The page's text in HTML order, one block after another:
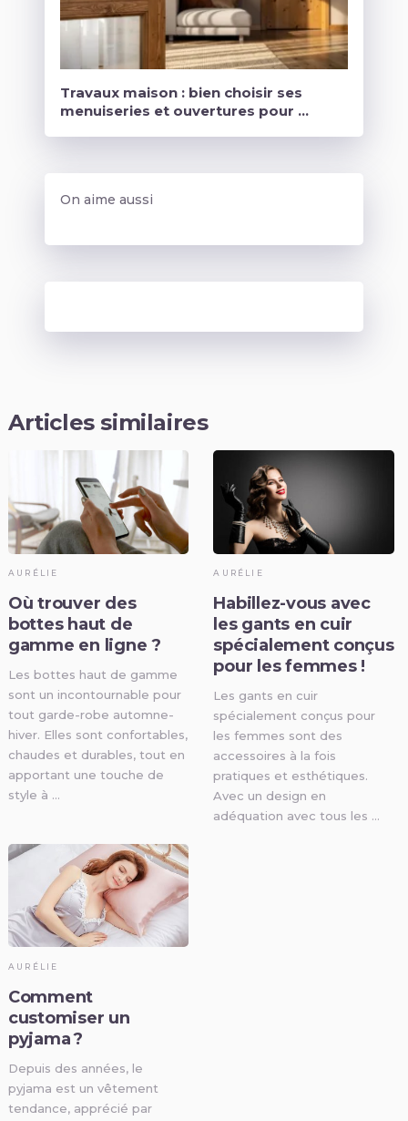
Travaux maison : bien choisir ses
menuiseries et ouvertures pour …
On aime aussi
Articles similaires
AURÉLIE
Où trouver des
bottes haut de
gamme en ligne ?
Les bottes haut de gamme
sont un incontournable pour
tout garde-robe automne-
hiver. Elles sont confortables,
chaudes et durables, tout en
apportant une touche de
style à …
AURÉLIE
Habillez-vous avec
les gants en cuir
spécialement conçus
pour les femmes !
Les gants en cuir
spécialement conçus pour
les femmes sont des
accessoires à la fois
pratiques et esthétiques.
Avec un design en
adéquation avec tous les …
AURÉLIE
Comment
customiser un
pyjama ?
Depuis des années, le
pyjama est un vêtement
tendance, apprécié par